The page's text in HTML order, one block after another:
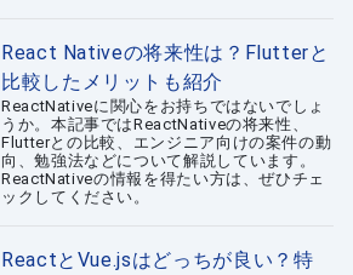
React Nativeの将来性は？Flutterと
比較したメリットも紹介
ReactNativeに関心をお持ちではないでしょ
うか。本記事ではReactNativeの将来性、
Flutterとの比較、エンジニア向けの案件の動
向、勉強法などについて解説しています。
ReactNativeの情報を得たい方は、ぜひチェ
ックしてください。
ReactとVue.jsはどっちが良い？特